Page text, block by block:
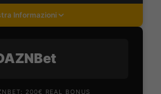
Informazioni
200€ REAL BONUS